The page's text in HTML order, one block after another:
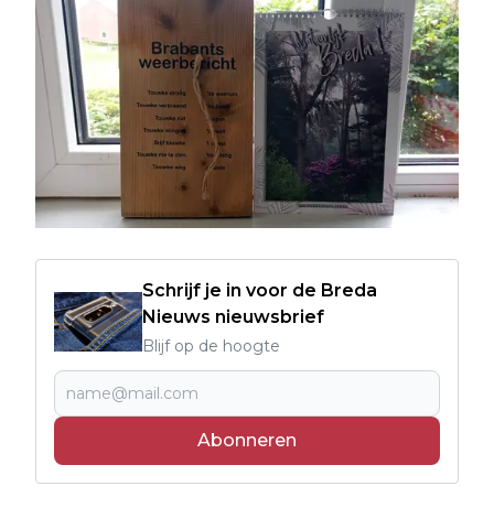
Schrijf je in voor de Breda
Nieuws nieuwsbrief
Blijf op de hoogte
Abonneren